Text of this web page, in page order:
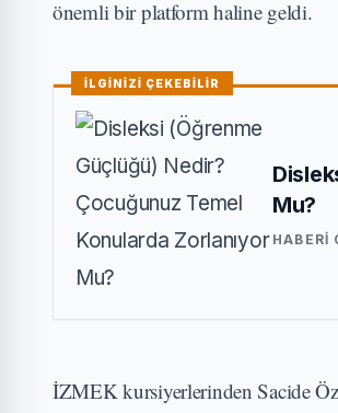
önemli bir platform haline geldi.
İLGİNİZİ ÇEKEBİLİR
Mu?
HABERI
İZMEK kursiyerlerinden Sacide